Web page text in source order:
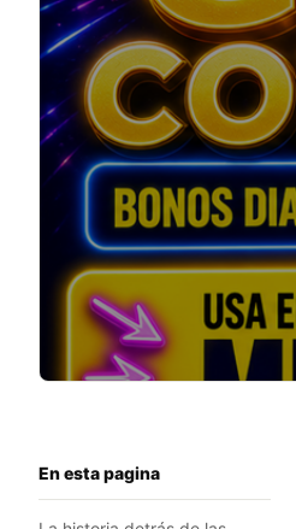
En esta pagina